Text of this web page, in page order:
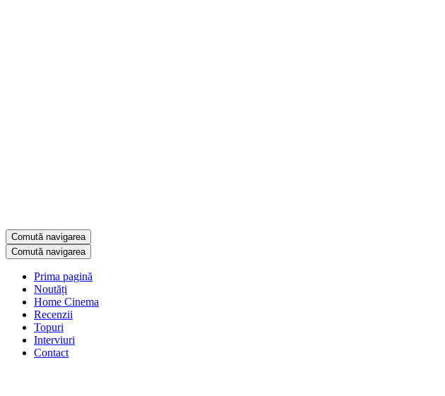
Comută navigarea
Comută navigarea
Prima pagină
Noutăți
Home Cinema
Recenzii
Topuri
Interviuri
Contact